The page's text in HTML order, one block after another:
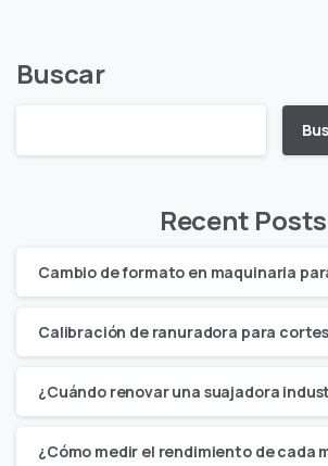
Buscar
Recent Posts
Cambio de formato en maquinaria
Calibración de ranuradora para
¿Cuándo renovar una suajadora
¿Cómo medir el rendimiento de cada